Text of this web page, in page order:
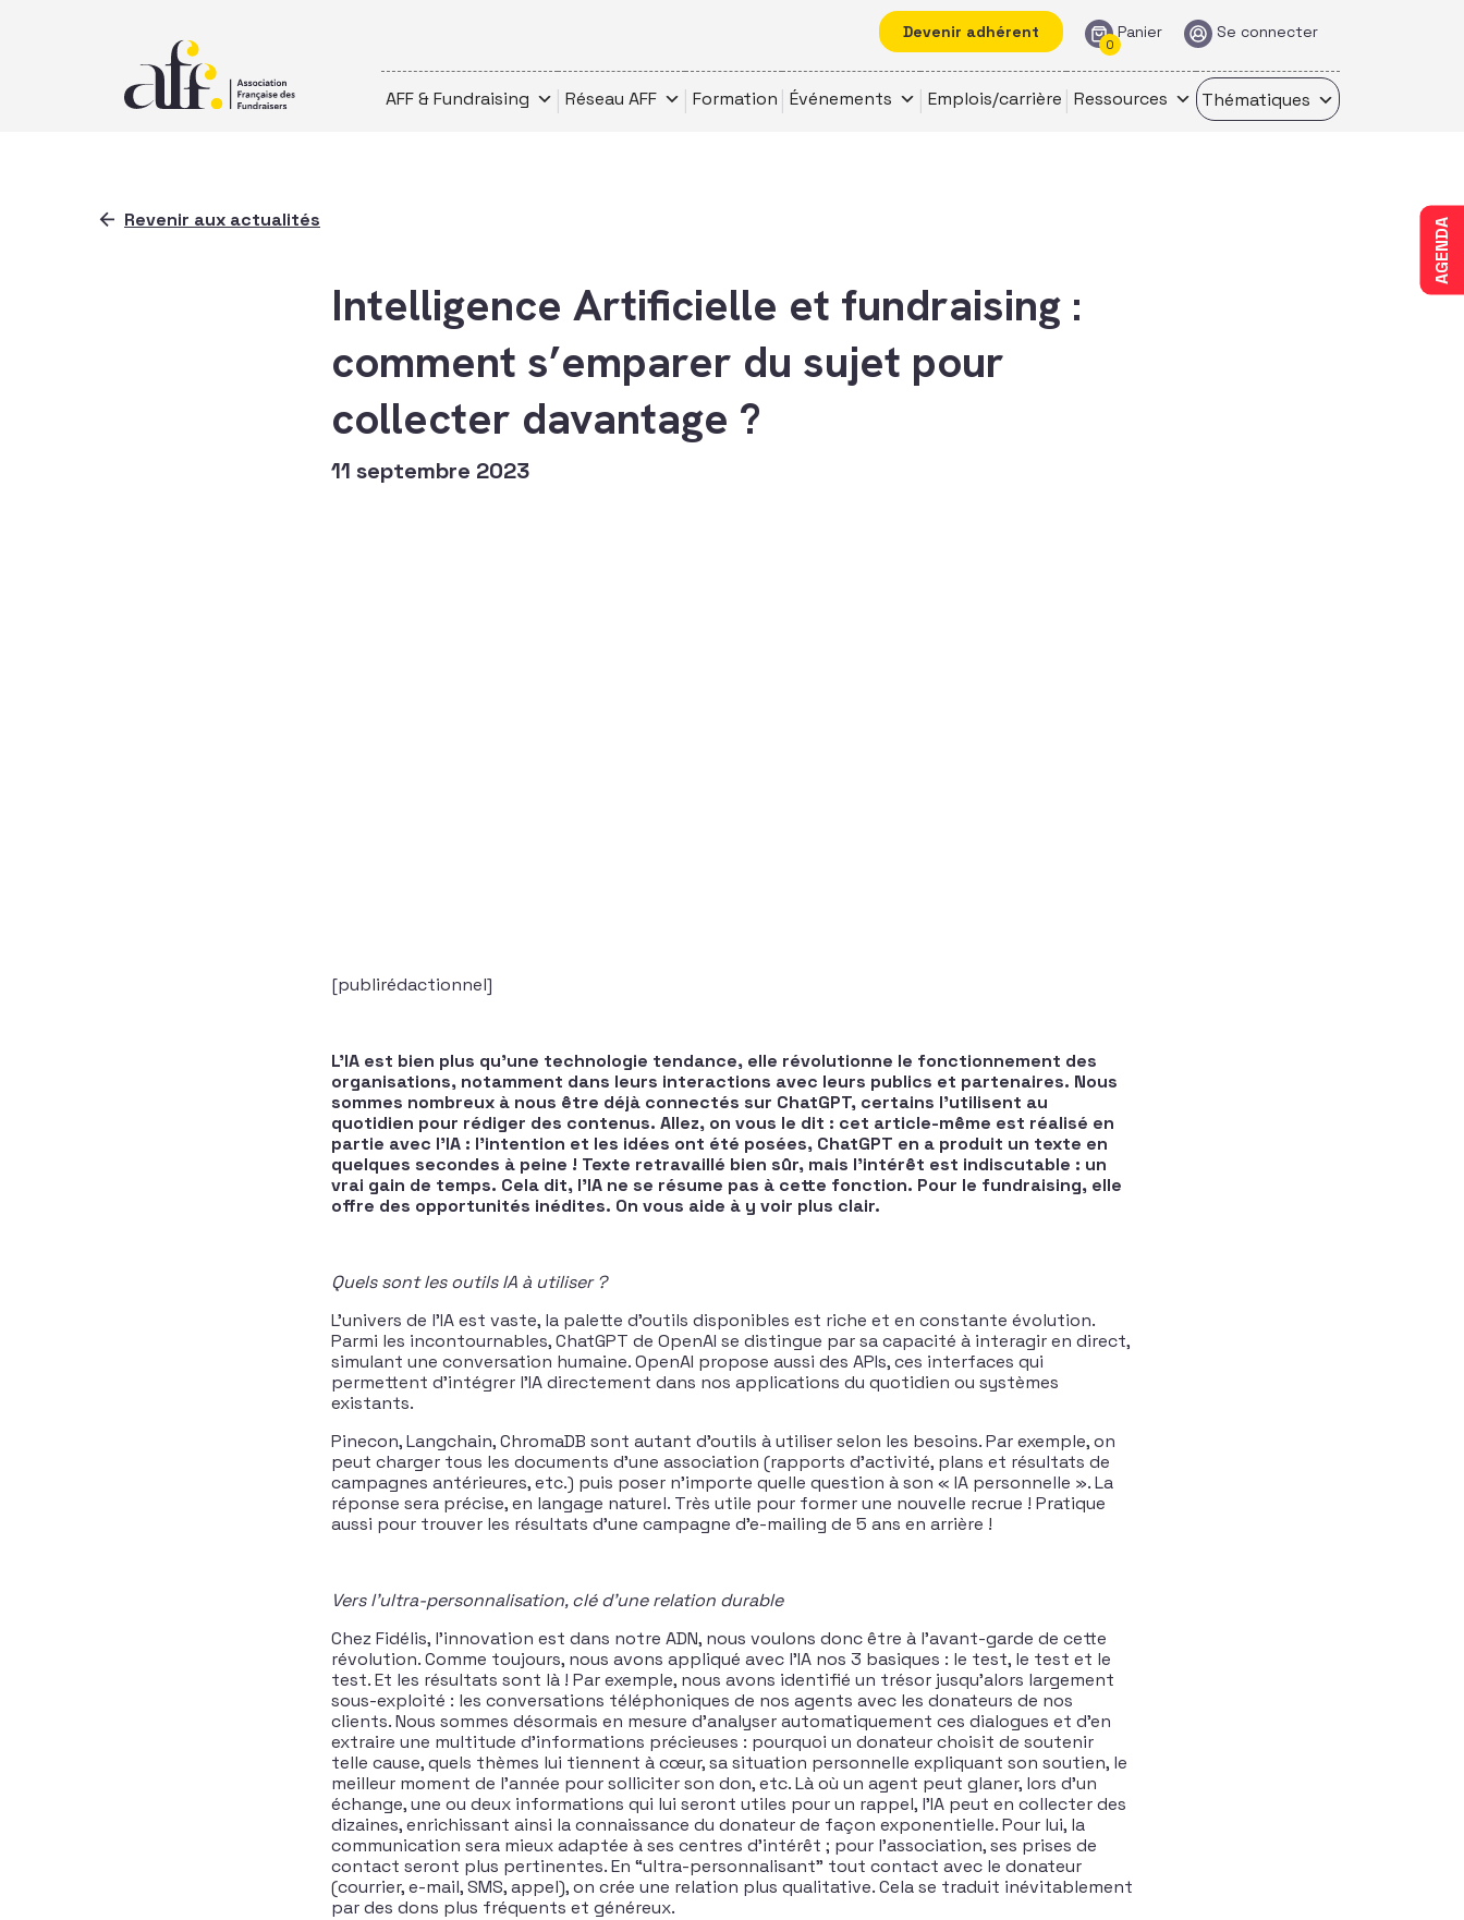
Devenir adhérent Panier
0
Se connecter
AFF & Fundraising Réseau AFF Formation Événements Emplois/carrière Ressources Thématiques
AGENDA
Revenir aux actualités
Intelligence Artificielle et fundraising :
comment s’emparer du sujet pour
collecter davantage ?
11 septembre 2023
[publirédactionnel]
L’IA est bien plus qu’une technologie tendance, elle révolutionne le fonctionnement des
organisations, notamment dans leurs interactions avec leurs publics et partenaires. Nous
sommes nombreux à nous être déjà connectés sur ChatGPT, certains l’utilisent au
quotidien pour rédiger des contenus. Allez, on vous le dit : cet article-même est réalisé en
partie avec l’IA : l’intention et les idées ont été posées, ChatGPT en a produit un texte en
quelques secondes à peine ! Texte retravaillé bien sûr, mais l’intérêt est indiscutable : un
vrai gain de temps. Cela dit, l’IA ne se résume pas à cette fonction. Pour le fundraising, elle
offre des opportunités inédites. On vous aide à y voir plus clair.
Quels sont les outils IA à utiliser ?
L’univers de l’IA est vaste, la palette d’outils disponibles est riche et en constante évolution.
Parmi les incontournables, ChatGPT de OpenAI se distingue par sa capacité à interagir en direct,
simulant une conversation humaine. OpenAI propose aussi des APIs, ces interfaces qui
permettent d’intégrer l’IA directement dans nos applications du quotidien ou systèmes
existants.
Pinecon, Langchain, ChromaDB sont autant d’outils à utiliser selon les besoins. Par exemple, on
peut charger tous les documents d’une association (rapports d’activité, plans et résultats de
campagnes antérieures, etc.) puis poser n’importe quelle question à son « IA personnelle ». La
réponse sera précise, en langage naturel. Très utile pour former une nouvelle recrue ! Pratique
aussi pour trouver les résultats d’une campagne d’e-mailing de 5 ans en arrière !
Vers l’ultra-personnalisation, clé d’une relation durable
Chez Fidélis, l’innovation est dans notre ADN, nous voulons donc être à l’avant-garde de cette
révolution. Comme toujours, nous avons appliqué avec l’IA nos 3 basiques : le test, le test et le
test. Et les résultats sont là ! Par exemple, nous avons identifié un trésor jusqu’alors largement
sous-exploité : les conversations téléphoniques de nos agents avec les donateurs de nos
clients. Nous sommes désormais en mesure d’analyser automatiquement ces dialogues et d’en
extraire une multitude d’informations précieuses : pourquoi un donateur choisit de soutenir
telle cause, quels thèmes lui tiennent à cœur, sa situation personnelle expliquant son soutien, le
meilleur moment de l’année pour solliciter son don, etc. Là où un agent peut glaner, lors d’un
échange, une ou deux informations qui lui seront utiles pour un rappel, l’IA peut en collecter des
dizaines, enrichissant ainsi la connaissance du donateur de façon exponentielle. Pour lui, la
communication sera mieux adaptée à ses centres d’intérêt ; pour l’association, ses prises de
contact seront plus pertinentes. En “ultra-personnalisant” tout contact avec le donateur
(courrier, e-mail, SMS, appel), on crée une relation plus qualitative. Cela se traduit inévitablement
par des dons plus fréquents et généreux.